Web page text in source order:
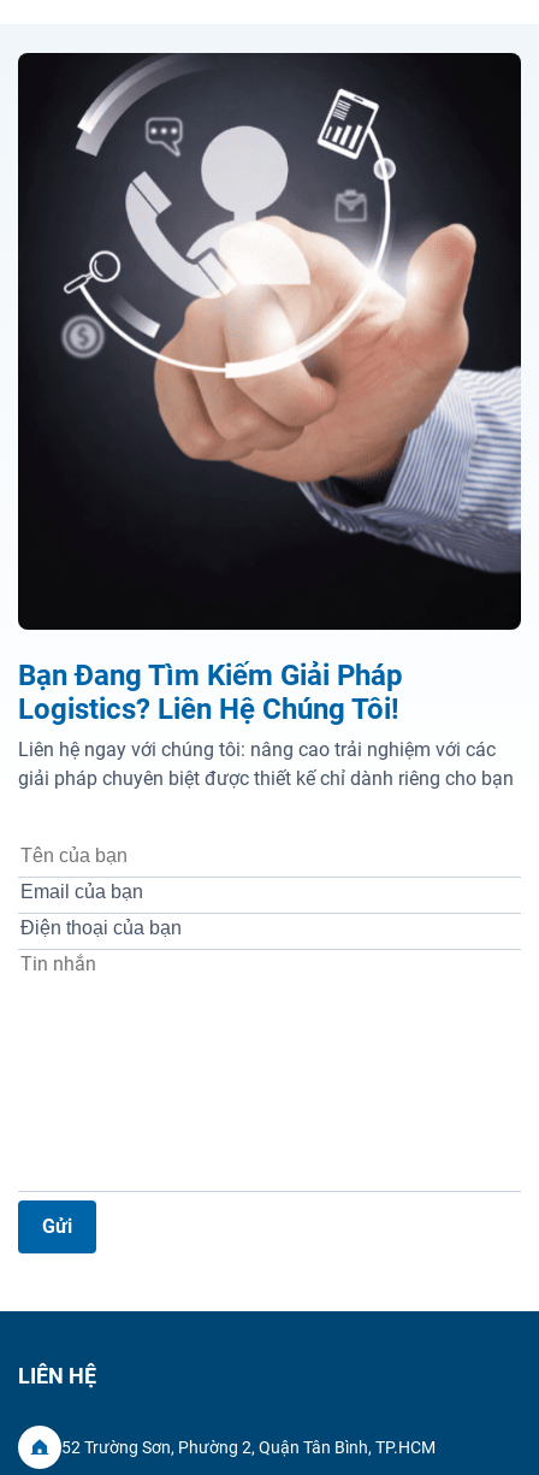
Bạn Đang Tìm Kiếm Giải Pháp
Logistics? Liên Hệ Chúng Tôi!
Liên hệ ngay với chúng tôi: nâng cao trải nghiệm với các
giải pháp chuyên biệt được thiết kế chỉ dành riêng cho bạn
Gửi
LIÊN HỆ
52 Trường Sơn, Phường 2, Quận Tân Bình, TP.HCM